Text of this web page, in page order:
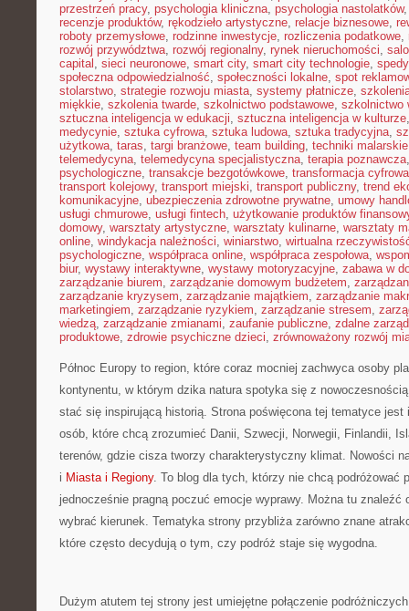
przestrzeń pracy, psychologia kliniczna, psychologia nastolatków
recenzje produktów, rękodzieło artystyczne, relacje biznesowe,
roboty przemysłowe, rodzinne inwestycje, rozliczenia podatkowe,
rozwój przywództwa, rozwój regionalny, rynek nieruchomości,
capital , sieci neuronowe, smart city, smart city technologie,
społeczna odpowiedzialność, społeczności lokalne, spot
stolarstwo, strategie rozwoju miasta, systemy płatnicze,
miękkie, szkolenia twarde, szkolnictwo podstawowe, szkolnictwo
sztuczna inteligencja w edukacji, sztuczna inteligencja w kulturze
medycynie, sztuka cyfrowa, sztuka ludowa, sztuka tradycyjna,
użytkowa, taras, targi branżowe, team building, techniki malarskie
telemedycyna, telemedycyna specjalistyczna, terapia poznawcza
psychologiczne, transakcje bezgotówkowe, transformacja cyfrowa
transport kolejowy, transport miejski, transport publiczny, trend
komunikacyjne, ubezpieczenia zdrowotne prywatne, umowy
usługi chmurowe, usługi fintech, użytkowanie produktów
domowy, warsztaty artystyczne, warsztaty kulinarne, warsztaty
online, windykacja należności, winiarstwo, wirtualna
psychologiczne, współpraca online, współpraca zespołowa,
biur, wystawy interaktywne, wystawy motoryzacyjne, zabawa w
zarządzanie biurem, zarządzanie domowym budżetem,
zarządzanie kryzysem, zarządzanie majątkiem, zarządzanie
marketingiem, zarządzanie ryzykiem, zarządzanie stresem,
wiedzą, zarządzanie zmianami, zaufanie publiczne, zdalne
produktowe, zdrowie psychiczne dzieci, zrównoważony rozwój
Północ Europy to region, które coraz mocniej zachwyca osoby
kontynentu, w którym dzika natura spotyka się z
stać się inspirującą historią. Strona poświęcona tej tematyce jest
osób, które chcą zrozumieć Danii, Szwecji, Norwegii, Finlandii,
terenów, gdzie cisza tworzy charakterystyczny klimat. Nowości
i Miasta i Regiony. To blog dla tych, którzy nie chcą podróżować
jednocześnie pragną poczuć emocje wyprawy. Można tu znaleźć
wybrać kierunek. Tematyka strony przybliża zarówno znane
które często decydują o tym, czy podróż staje się wygodna.
Dużym atutem tej strony jest umiejętne połączenie